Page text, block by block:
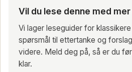
Vil du lese denne med
Vi lager leseguider for
spørsmål til ettertanke og
videre. Meld deg på, så er du
klar.